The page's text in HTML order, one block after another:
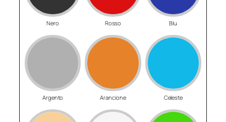
Nero Rosso Blu
Argento Arancione Celeste